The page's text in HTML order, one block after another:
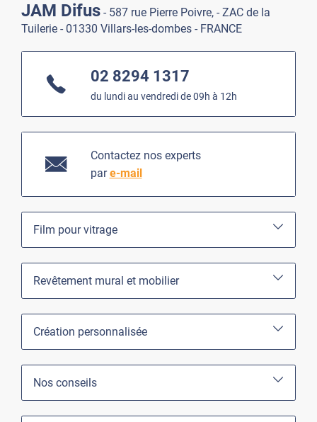
JAM Difus - 587 rue Pierre Poivre, - ZAC de la
Tuilerie - 01330 Villars-les-dombes - FRANCE
02 8294 1317
du lundi au vendredi de 09h à 12h
Contactez nos experts
pare-mail
Film pour vitrage
Revêtement mural et mobilier
Création personnalisée
Nos conseils